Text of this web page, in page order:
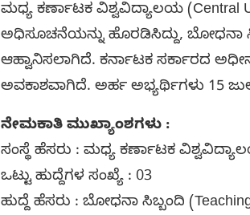
ಮಧ್ಯ ಕರ್ಣಾಟಕ ವಿಶ್ವವಿದ್ಯಾಲಯ (Central
ಅಧಿಸೂಚನೆಯನ್ನು ಹೊರಡಿಸಿದ್ದು, ಬೋಧನಾ
ಆಹ್ವಾನಿಸಲಾಗಿದೆ. ಕರ್ನಾಟಕ ಸರ್ಕಾರದ
ಅವಕಾಶವಾಗಿದೆ. ಅರ್ಹ ಅಭ್ಯರ್ಥಿಗಳು 15
ನೇಮಕಾತಿ ಮುಖ್ಯಾಂಶಗಳು :
ಸಂಸ್ಥೆ ಹೆಸರು : ಮಧ್ಯ ಕರ್ಣಾಟಕ
ಒಟ್ಟು ಹುದ್ದೆಗಳ ಸಂಖ್ಯೆ : 03
ಹುದ್ದೆ ಹೆಸರು : ಬೋಧನಾ ಸಿಬ್ಬಂದಿ